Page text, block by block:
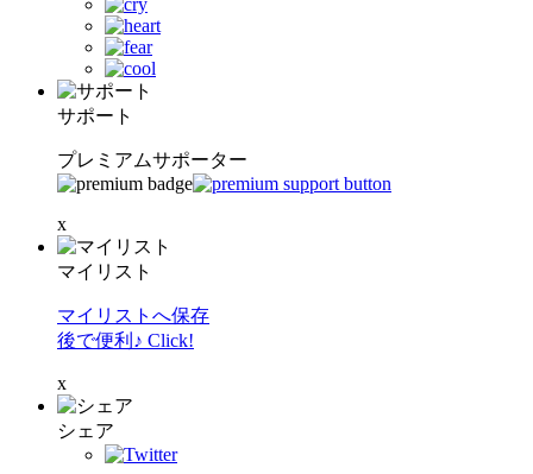
サポート
プレミアムサポーター
x
マイリスト
マイリストへ保存
後で便利♪ Click!
x
シェア